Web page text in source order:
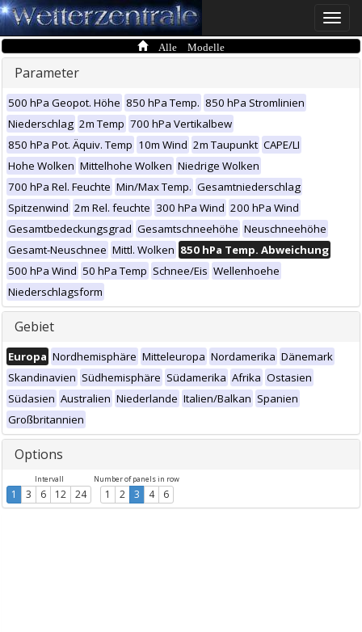
Toggle
Alle Modelle
Parameter
500 hPa Geopot. Höhe 850 hPa Temp. 850 hPa Stromlinien
Niederschlag 2m Temp 700 hPa Vertikalbew
850 hPa Pot. Äquiv. Temp 10m Wind 2m Taupunkt CAPE/LI
Hohe Wolken Mittelhohe Wolken Niedrige Wolken
700 hPa Rel. Feuchte Min/Max Temp. Gesamtniederschlag
Spitzenwind 2m Rel. feuchte 300 hPa Wind 200 hPa Wind
Gesamtbedeckungsgrad Gesamtschneehöhe Neuschneehöhe
Gesamt-Neuschnee Mittl. Wolken 850 hPa Temp. Abweichung
500 hPa Wind 50 hPa Temp Schnee/Eis Wellenhoehe
Niederschlagsform
Gebiet
Europa Nordhemisphäre Mitteleuropa Nordamerika Dänemark
Skandinavien Südhemisphäre Südamerika Afrika Ostasien
Südasien Australien Niederlande Italien/Balkan Spanien
Großbritannien
Options
Intervall
1 3 6 12 24
Number of panels in row
1 2 3 4 6